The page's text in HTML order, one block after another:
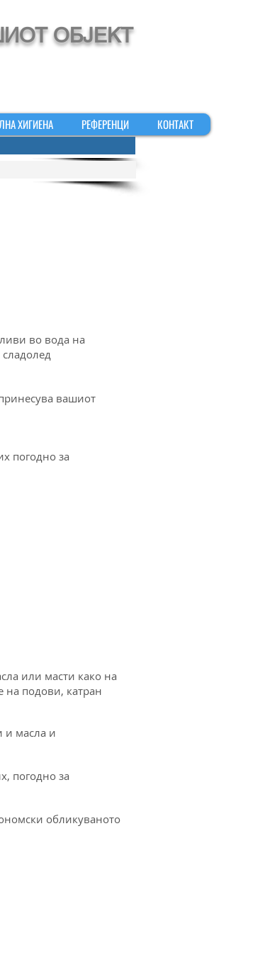
ОБЈЕКТ
ХИГИЕНА РЕФЕРЕНЦИ КОНТАКТ
во вода на
вашиот
погодно за
или масти како на
на подови, катран
и масла и
погодно за
обликуваното